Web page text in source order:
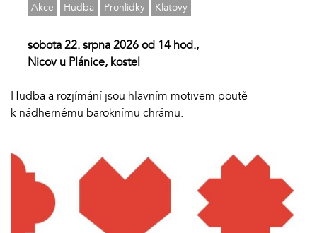
Akce Hudba Prohlídky Klatovy
sobota 22. srpna 2026 od 14 hod.,
Nicov u Plánice, kostel
Hudba a rozjímání jsou hlavním motivem poutě
k nádhernému baroknímu chrámu.